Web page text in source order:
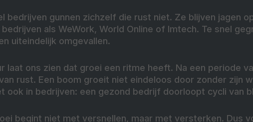
bedrijven gunnen zichzelf die rust niet. Ze blijven jagen
bedrijven als WeWork, World Online of Imtech. Te snel
uiteindelijk omgevallen.
laat ons zien dat groei een ritme heeft. Na een periode
rust. Een boom groeit niet eindeloos door zonder zijn
ook in bedrijven: een gezond bedrijf doorloopt cycli van
begint niet met versnellen, maar met versterken. Dus